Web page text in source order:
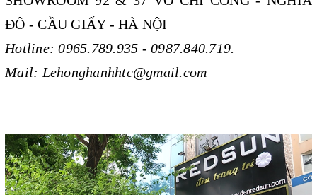
ĐÔ - CẦU GIẤY - HÀ NỘI
Hotline: 0965.789.935 - 0987.840.719.
Mail: Lehonghanhhtc@gmail.com